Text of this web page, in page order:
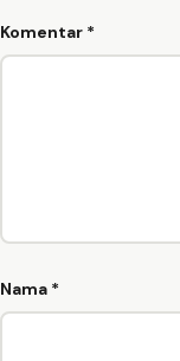
Komentar *
Nama *